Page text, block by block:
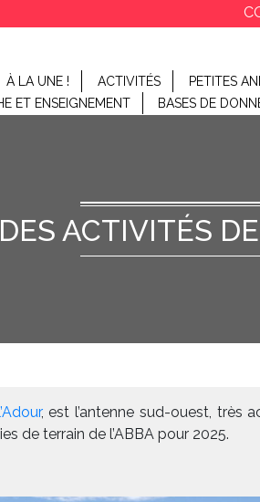
À LA UNE ! ACTIVITÉS PETITES
ET ENSEIGNEMENT
BASES DE
ACTIVITÉS
, est l’antenne sud-ouest, très
de terrain de l’ABBA pour 2025.